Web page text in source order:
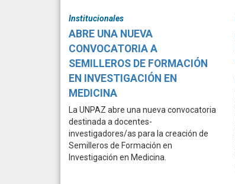
Institucionales
ABRE UNA NUEVA
CONVOCATORIA A
SEMILLEROS DE FORMACIÓN
EN INVESTIGACIÓN EN
MEDICINA
La UNPAZ abre una nueva convocatoria
destinada a docentes-
investigadores/as para la creación de
Semilleros de Formación en
Investigación en Medicina.